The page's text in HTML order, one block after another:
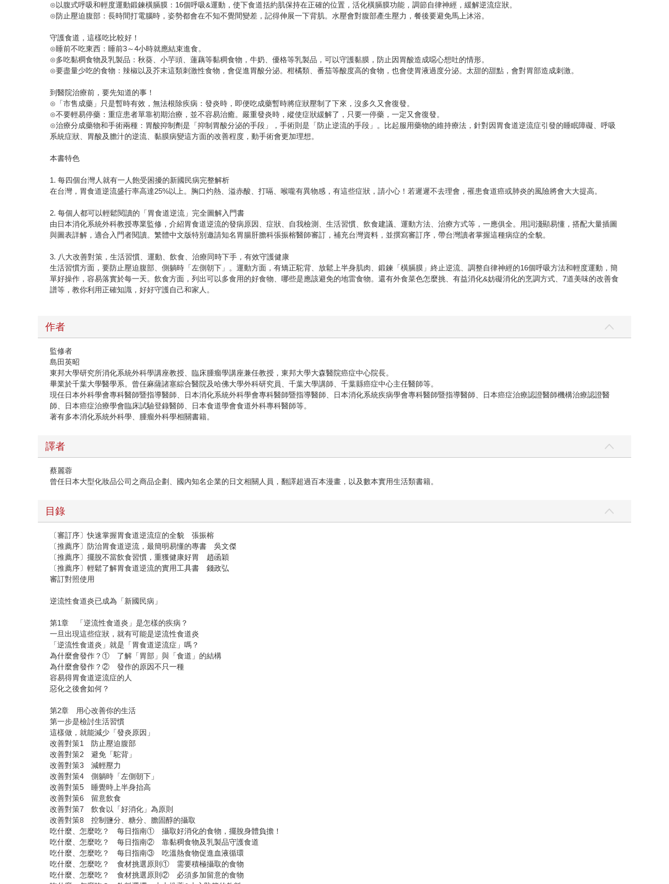
⊙以腹式呼吸和輕度運動鍛鍊橫膈膜：16個呼吸&運動，使下食道括約肌保持在正確的位置，活化橫膈膜功能，調節自律神經，緩解逆流症狀。
⊙防止壓迫腹部：長時間打電腦時，姿勢都會在不知不覺間變差，記得伸展一下背肌。水壓會對腹部產生壓力，餐後要避免馬上沐浴。
守護食道，這樣吃比較好！
⊙睡前不吃東西：睡前3～4小時就應結束進食。
⊙多吃黏稠食物及乳製品：秋葵、小芋頭、蓮藕等黏稠食物，牛奶、優格等乳製品，可以守護黏膜，防止因胃酸造成噁心想吐的情形。
⊙要盡量少吃的食物：辣椒以及芥末這類刺激性食物，會促進胃酸分泌。柑橘類、番茄等酸度高的食物，也會使胃液過度分泌。太甜的甜點，會對胃部造成刺激。
到醫院治療前，要先知道的事！
⊙「市售成藥」只是暫時有效，無法根除疾病：發炎時，即便吃成藥暫時將症狀壓制了下來，沒多久又會復發。
⊙不要輕易停藥：重症患者單靠初期治療，並不容易治癒。嚴重發炎時，縱使症狀緩解了，只要一停藥，一定又會復發。
⊙治療分成藥物和手術兩種：胃酸抑制劑是「抑制胃酸分泌的手段」，手術則是「防止逆流的手段」。比起服用藥物的維持療法，針對因胃食道逆流症引發的睡眠障礙、呼吸
系統症狀、胃酸及膽汁的逆流、黏膜病變這方面的改善程度，動手術會更加理想。
本書特色
1. 每四個台灣人就有一人飽受困擾的新國民病完整解析
在台灣，胃食道逆流盛行率高達25%以上。胸口灼熱、溢赤酸、打嗝、喉嚨有異物感，有這些症狀，請小心！若遲遲不去理會，罹患食道癌或肺炎的風險將會大大提高。
2. 每個人都可以輕鬆閱讀的「胃食道逆流」完全圖解入門書
由日本消化系統外科教授專業監修，介紹胃食道逆流的發病原因、症狀、自我檢測、生活習慣、飲食建議、運動方法、治療方式等，一應俱全。用詞淺顯易懂，搭配大量插圖
與圖表詳解，適合入門者閱讀。繁體中文版特別邀請知名胃腸肝膽科張振榕醫師審訂，補充台灣資料，並撰寫審訂序，帶台灣讀者掌握這種病症的全貌。
3. 八大改善對策，生活習慣、運動、飲食、治療同時下手，有效守護健康
生活習慣方面，要防止壓迫腹部、側躺時「左側朝下」。運動方面，有矯正駝背、放鬆上半身肌肉、鍛鍊「橫膈膜」終止逆流、調整自律神經的16個呼吸方法和輕度運動，簡
單好操作，容易落實於每一天。飲食方面，列出可以多食用的好食物、哪些是應該避免的地雷食物。還有外食菜色怎麼挑、有益消化&妨礙消化的烹調方式、7道美味的改善食
譜等，教你利用正確知識，好好守護自己和家人。
作者
監修者
島田英昭
東邦大學研究所消化系統外科學講座教授、臨床腫瘤學講座兼任教授，東邦大學大森醫院癌症中心院長。
畢業於千葉大學醫學系。曾任麻薩諸塞綜合醫院及哈佛大學外科研究員、千葉大學講師、千葉縣癌症中心主任醫師等。
現任日本外科學會專科醫師暨指導醫師、日本消化系統外科學會專科醫師暨指導醫師、日本消化系統疾病學會專科醫師暨指導醫師、日本癌症治療認證醫師機構治療認證醫
師、日本癌症治療學會臨床試驗登錄醫師、日本食道學會食道外科專科醫師等。
著有多本消化系統外科學、腫瘤外科學相關書籍。
譯者
蔡麗蓉
曾任日本大型化妝品公司之商品企劃、國內知名企業的日文相關人員，翻譯超過百本漫畫，以及數本實用生活類書籍。
目錄
〔審訂序〕快速掌握胃食道逆流症的全貌 張振榕
〔推薦序〕防治胃食道逆流，最簡明易懂的專書 吳文傑
〔推薦序〕擺脫不當飲食習慣，重獲健康好胃 趙函穎
〔推薦序〕輕鬆了解胃食道逆流的實用工具書 錢政弘
審訂對照使用
逆流性食道炎已成為「新國民病」
第1章 「逆流性食道炎」是怎樣的疾病？
一旦出現這些症狀，就有可能是逆流性食道炎
「逆流性食道炎」就是「胃食道逆流症」嗎？
為什麼會發作？① 了解「胃部」與「食道」的結構
為什麼會發作？② 發作的原因不只一種
容易得胃食道逆流症的人
惡化之後會如何？
第2章 用心改善你的生活
第一步是檢討生活習慣
這樣做，就能減少「發炎原因」
改善對策1 防止壓迫腹部
改善對策2 避免「駝背」
改善對策3 減輕壓力
改善對策4 側躺時「左側朝下」
改善對策5 睡覺時上半身抬高
改善對策6 留意飲食
改善對策7 飲食以「好消化」為原則
改善對策8 控制鹽分、糖分、膽固醇的攝取
吃什麼、怎麼吃？ 每日指南① 攝取好消化的食物，擺脫身體負擔！
吃什麼、怎麼吃？ 每日指南② 靠黏稠食物及乳製品守護食道
吃什麼、怎麼吃？ 每日指南③ 吃溫熱食物促進血液循環
吃什麼、怎麼吃？ 食材挑選原則① 需要積極攝取的食物
吃什麼、怎麼吃？ 食材挑選原則② 必須多加留意的食物